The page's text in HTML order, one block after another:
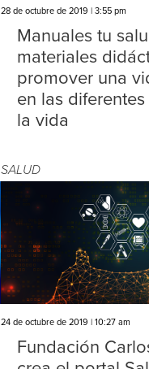
28 de octubre de 2019 | 3:55 pm
Manuales tu
materiales
promover una
en las
la vida
SALUD
24 de octubre de 2019 | 10:27 am
Fundación